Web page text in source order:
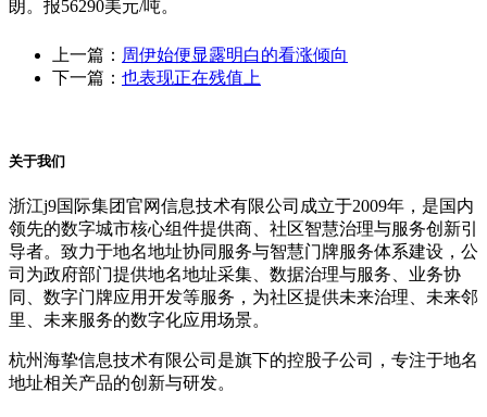
朗。报56290美元/吨。
上一篇： 周伊始便显露明白的看涨倾向
下一篇： 也表现正在残值上
关于我们
浙江j9国际集团官网信息技术有限公司成立于2009年，是国内
领先的数字城市核心组件提供商、社区智慧治理与服务创新引
导者。致力于地名地址协同服务与智慧门牌服务体系建设，公
司为政府部门提供地名地址采集、数据治理与服务、业务协
同、数字门牌应用开发等服务，为社区提供未来治理、未来邻
里、未来服务的数字化应用场景。
杭州海挚信息技术有限公司是旗下的控股子公司，专注于地名
地址相关产品的创新与研发。